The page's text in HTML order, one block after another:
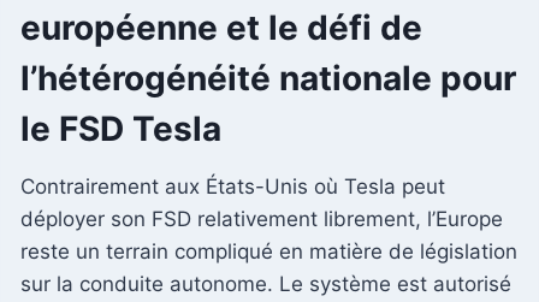
européenne et le défi de
l’hétérogénéité nationale pour
le FSD Tesla
Contrairement aux États-Unis où Tesla peut
déployer son FSD relativement librement, l’Europe
reste un terrain compliqué en matière de législation
sur la conduite autonome. Le système est autorisé